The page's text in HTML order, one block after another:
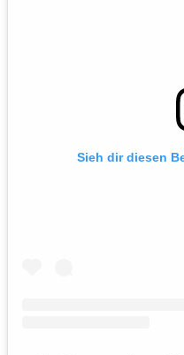
Sieh dir diesen